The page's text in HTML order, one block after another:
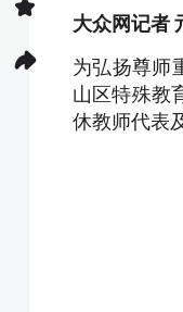
大众网记者
为弘扬尊师
山区特殊教
休教师代表